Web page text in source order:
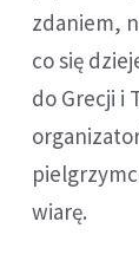
zdaniem,
co się
do Grecji i
wiarę.